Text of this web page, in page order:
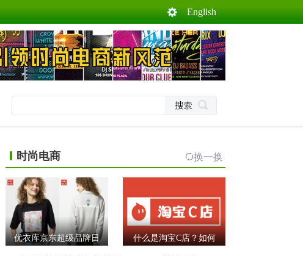
English
时尚电商 换一换
优衣库京东超级品牌日 什么是淘宝C店？如何